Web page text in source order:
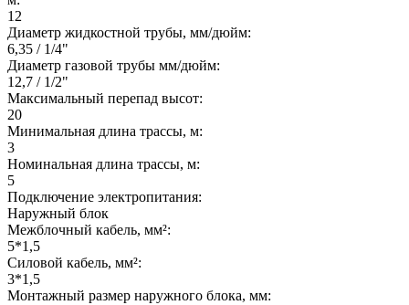
12
Диаметр жидкостной трубы, мм/дюйм:
6,35 / 1/4"
Диаметр газовой трубы мм/дюйм:
12,7 / 1/2"
Максимальный перепад высот:
20
Минимальная длина трассы, м:
3
Номинальная длина трассы, м:
5
Подключение электропитания:
Наружный блок
Межблочный кабель, мм²:
5*1,5
Силовой кабель, мм²:
3*1,5
Монтажный размер наружного блока, мм: